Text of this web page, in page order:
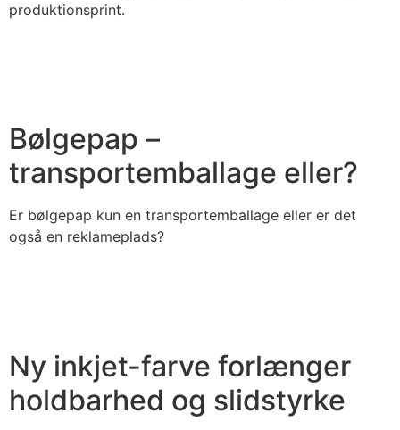
produktionsprint.
Bølgepap –
transportemballage eller?
Er bølgepap kun en transportemballage eller er det
også en reklameplads?
Ny inkjet-farve forlænger
holdbarhed og slidstyrke